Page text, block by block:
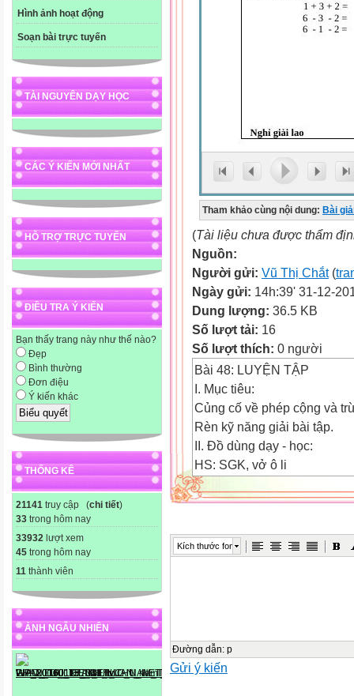
Hình ảnh hoạt động
Soạn bài trực tuyến
TÀI NGUYÊN DẠY HỌC
CÁC Ý KIẾN MỚI NHẤT
HỖ TRỢ TRỰC TUYẾN
ĐIỀU TRA Ý KIẾN
Bạn thấy trang này như thế nào?
Đẹp
Bình thường
Đơn điệu
Ý kiến khác
THỐNG KÊ
21141 truy cập (chi tiết)
33 trong hôm nay
33932 lượt xem
45 trong hôm nay
11 thành viên
ẢNH NGẪU NHIÊN
Tham khảo cùng nội dung: Bài
(Tài liệu chưa được thẩm
Nguồn:
Người gửi: Vũ Thị Chắt(
Ngày gửi: 14h:39' 31-12-
Dung lượng: 36.5 KB
Số lượt tải: 16
Số lượt thích: 0 người
Bài 48: LUYỆN TẬP
I. Mục tiêu:
Củng cố về phép cộng và
Rèn kỹ năng giải bài tập.
II. Đồ dùng dạy - học:
HS: SGK, vở ô li
III.Các hoạt động dạy- học:
Nội dung

A.Kiểm tra bài cũ:
2. Luyện tập:
* Bài tập 1: Tính
Kích thước font
Đường dẫn: p
Gửi ý kiến